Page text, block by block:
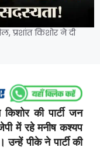
प्रशांत किशोर ने दी
की पार्टी जन
में रहे मनीष कश्यप
पीके ने पार्टी की